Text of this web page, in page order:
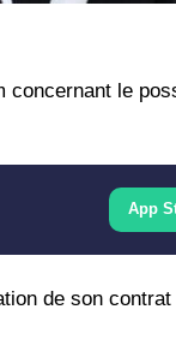
le
App
de son